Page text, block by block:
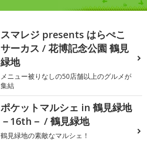
スマレジ presents はらぺこ
サーカス / 花博記念公園 鶴見
緑地
メニュー被りなしの50店舗以上のグルメが
集結
ポケットマルシェ in 鶴見緑地
－16th－ / 鶴見緑地
鶴見緑地の素敵なマルシェ！